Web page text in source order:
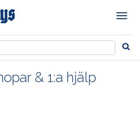
T
g
l
& 1:a hjälp